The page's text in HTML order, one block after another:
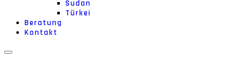
Sudan
Türkei
Beratung
Kontakt